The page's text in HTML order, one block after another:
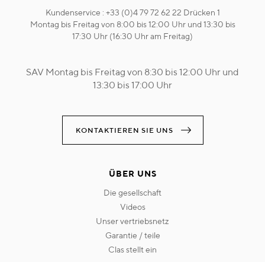
Kundenservice : +33 (0)4 79 72 62 22 Drücken 1
Montag bis Freitag von 8:00 bis 12:00 Uhr und 13:30 bis
17:30 Uhr (16:30 Uhr am Freitag)
SAV Montag bis Freitag von 8:30 bis 12:00 Uhr und
13:30 bis 17:00 Uhr
KONTAKTIEREN SIE UNS
ÜBER UNS
die gesellschaft
videos
unser vertriebsnetz
garantie / teile
clas stellt ein